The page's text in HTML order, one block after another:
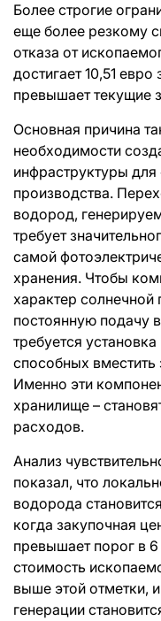
Более строгие
еще более резкому
отказа от
достигает 10,51
превышает текущие
Основная причина
необходимости
инфраструктуры
производства.
водород,
требует
самой
хранения. Чтобы
характер солнечной
постоянную подачу
требуется
способных
Именно эти
хранилище –
расходов.
Анализ
показал, что
водорода
когда закупочная
превышает порог в
стоимость
выше этой отметки,
генерации